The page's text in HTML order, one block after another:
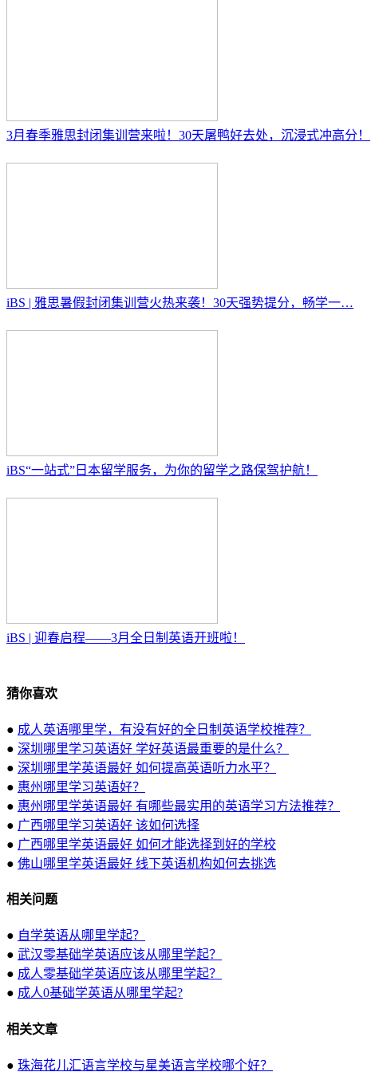
3月春季雅思封闭集训营来啦！30天屠鸭好去处，沉浸式冲高分！
iBS | 雅思暑假封闭集训营火热来袭！30天强势提分，畅学一…
iBS“一站式”日本留学服务，为你的留学之路保驾护航！
iBS | 迎春启程——3月全日制英语开班啦！
猜你喜欢
● 成人英语哪里学，有没有好的全日制英语学校推荐？
● 深圳哪里学习英语好 学好英语最重要的是什么？
● 深圳哪里学英语最好 如何提高英语听力水平？
● 惠州哪里学习英语好？
● 惠州哪里学英语最好 有哪些最实用的英语学习方法推荐？
● 广西哪里学习英语好 该如何选择
● 广西哪里学英语最好 如何才能选择到好的学校
● 佛山哪里学英语最好 线下英语机构如何去挑选
相关问题
● 自学英语从哪里学起？
● 武汉零基础学英语应该从哪里学起？
● 成人零基础学英语应该从哪里学起？
● 成人0基础学英语从哪里学起?
相关文章
● 珠海花儿汇语言学校与星美语言学校哪个好？